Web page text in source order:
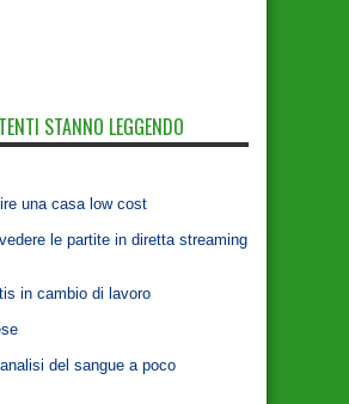
STANNO LEGGENDO
una casa low cost
le partite in diretta streaming
in cambio di lavoro
del sangue a poco